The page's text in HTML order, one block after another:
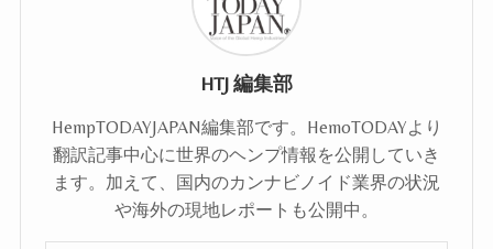
HTJ 編集部
HempTODAYJAPAN編集部です。HemoTODAYより
翻訳記事中心に世界のヘンプ情報を公開していき
ます。加えて、国内のカンナビノイド業界の状況
や海外の現地レポートも公開中。